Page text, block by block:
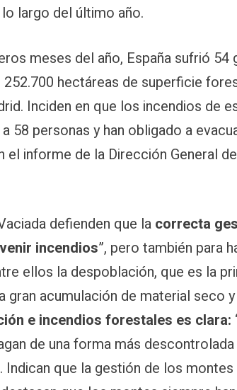
largo del último año.
meses del año, España sufrió
hectáreas de superficie
Inciden en que los incendios de
58 personas y han obligado a
el informe de la Dirección General
defienden que la correcta
incendios”, pero también para
ellos la despoblación, que es la
gran acumulación de material seco
e incendios forestales es clara:
de una forma más
Indican que la gestión de los